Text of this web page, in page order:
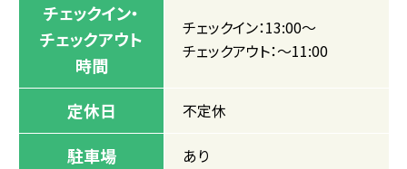
チェックイン・
チェックアウト
時間
チェックイン：13:00～
チェックアウト：～11:00
定休日 不定休
駐車場 あり